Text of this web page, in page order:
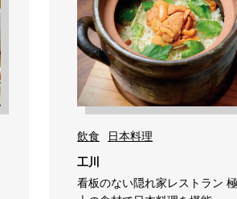
飲食
日本料理
工川
看板のない隠れ家レストラン 極